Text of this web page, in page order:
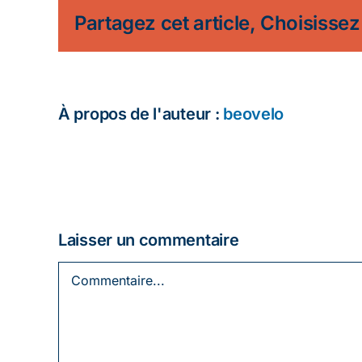
Partagez cet article,
À propos de l'auteur : beovelo
Laisser un commentaire